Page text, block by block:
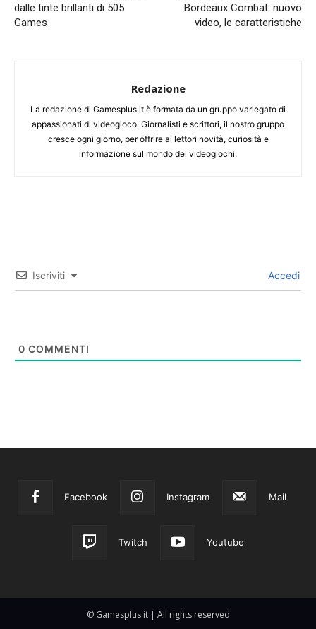
dalle tinte brillanti di 505
Games
Bordeaux Combat: nuovo
video, le caratteristiche
Redazione
La redazione di Gamesplus.it è formata da un gruppo variegato di
appassionati di videogioco. Giornalisti e scrittori, il nostro gruppo
cresce ogni giorno, per offrire ai lettori novità, curiosità e
informazione sul mondo dei videogiochi.
Iscriviti Accedi
0 COMMENTI
Facebook Instagram Mail
Twitch Youtube
© Gamesplus.it | All rights reserved